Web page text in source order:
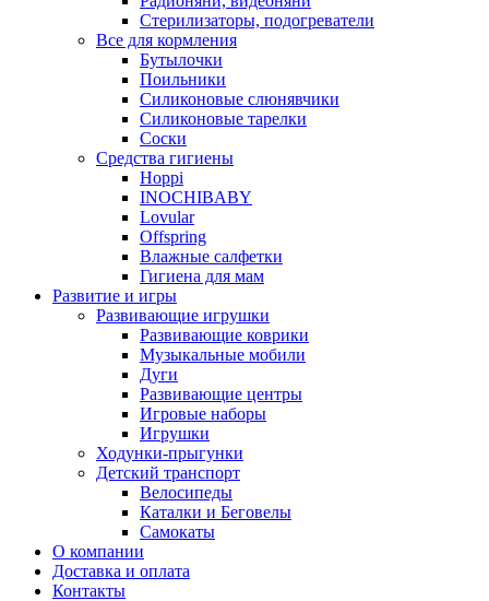
Стерилизаторы, подогреватели
Все для кормления
Бутылочки
Поильники
Силиконовые слюнявчики
Силиконовые тарелки
Соски
Средства гигиены
Hoppi
INOCHIBABY
Lovular
Offspring
Влажные салфетки
Гигиена для мам
Развитие и игры
Развивающие игрушки
Развивающие коврики
Музыкальные мобили
Дуги
Развивающие центры
Игровые наборы
Игрушки
Ходунки-прыгунки
Детский транспорт
Велосипеды
Каталки и Беговелы
Самокаты
О компании
Доставка и оплата
Контакты